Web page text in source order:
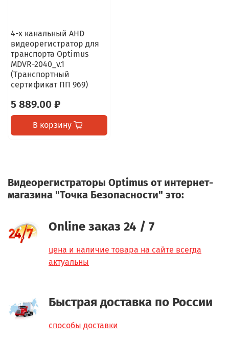
4-х канальный AHD
видеорегистратор для
транспорта Optimus
MDVR-2040_v.1
(Транспортный
сертификат ПП 969)
5 889.00 ₽
В корзину
Видеорегистраторы Optimus от интернет-
магазина "Точка Безопасности" это:
Online заказ 24 / 7
цена и наличие товара на сайте всегда
актуальны
Быстрая доставка по России
способы доставки